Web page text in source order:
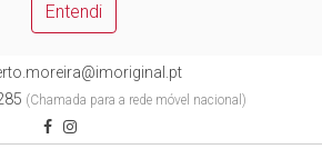
Entendi
(Chamada para a rede móvel nacional)